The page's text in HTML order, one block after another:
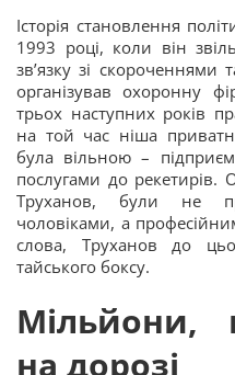
Історія становлення
1993 році, коли він
зв’язку зі
організував охоронну
трьох наступних років
на той час ніша
була вільною –
послугами до рекетирів.
Труханов, були не
чоловіками, а
слова, Труханов до
тайського боксу.
Мільйони,
на дорозі